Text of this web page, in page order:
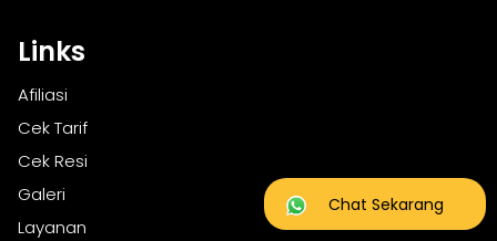
Chat Sekarang
Links
Afiliasi
Cek Tarif
Cek Resi
Galeri
Layanan